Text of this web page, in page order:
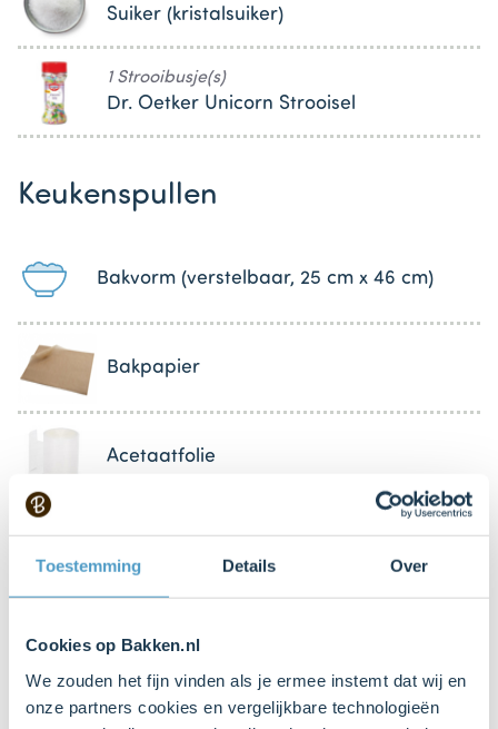
Toestemming Details Over
Cookies op Bakken.nl
We zouden het fijn vinden als je ermee instemt dat wij en
onze partners cookies en vergelijkbare technologieën
Suiker (kristalsuiker)
1 Strooibusje(s)
Dr. Oetker Unicorn Strooisel
Keukenspullen
Bakvorm (verstelbaar, 25 cm x 46 cm)
Bakpapier
Acetaatfolie
Lepel
Mengkom